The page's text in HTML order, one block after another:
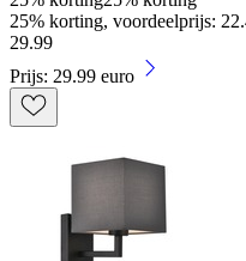
25% korting, voordeelprijs:
29.99
Prijs: 29.99 euro